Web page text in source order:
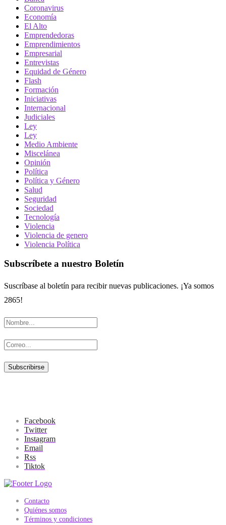
Coronavirus
Economía
El Alto
Emprendedoras
Emprendimientos
Empresarial
Entrevistas
Equidad de Género
Flash
Formación
Iniciativas
Internacional
Judiciales
Ley
Ley
Medio Ambiente
Miscelánea
Opinión
Política
Política y Género
Salud
Seguridad
Sociedad
Tecnología
Violencia
Violencia de genero
Violencia Política
Subscríbete a nuestro Boletín
Suscríbase al boletín para recibir nuevas publicaciones. ¡Ya somos
2865!
Facebook
Twitter
Instagram
Email
Rss
Tiktok
Contacto
Quiénes somos
Términos y condiciones